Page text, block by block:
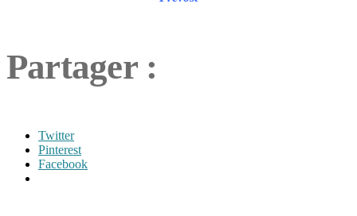
Partager :
Twitter
Pinterest
Facebook